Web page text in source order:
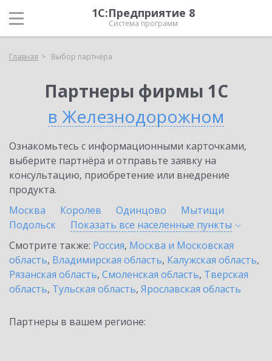
1С:Предприятие 8
Система программ
Главная Выбор партнёра
Партнеры фирмы 1С
в Железнодорожном
Ознакомьтесь с информационными карточками,
выберите партнёра и отправьте заявку на
консультацию, приобретение или внедрение
продукта.
Москва
Королев Одинцово
Мытищи
Подольск
Показать все населенные пункты
Смотрите также: Россия, Москва и Московская
область, Владимирская область, Калужская область,
Рязанская область, Смоленская область, Тверская
область, Тульская область, Ярославская область
Партнеры в вашем регионе: